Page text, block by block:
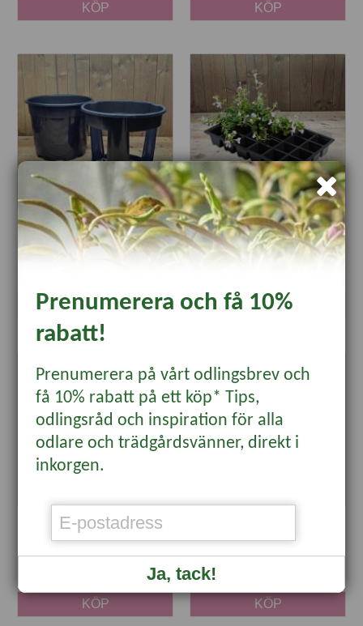
KÖP KÖP
Potatiskruka 30x25 cm
KÖP
Insats till miniväxthus 24 celler,
5-pack
KÖP
Fiberbrätte med 4x3 pluggar, 3-
KÖP
-23%
99 kr
KÖP
Prenumerera och få 10%
rabatt!
Prenumerera på vårt odlingsbrev och
få 10% rabatt på ett köp* Tips,
odlingsråd och inspiration för alla
odlare och trädgårdsvänner, direkt i
inkorgen.
Ja, tack!